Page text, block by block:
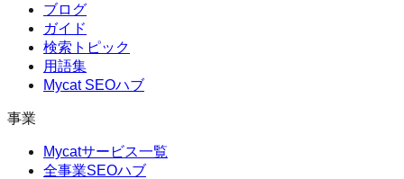
ブログ
ガイド
検索トピック
用語集
Mycat SEOハブ
事業
Mycatサービス一覧
全事業SEOハブ